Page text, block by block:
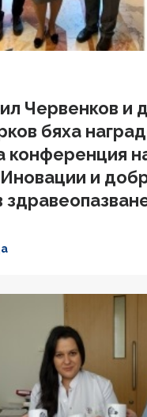
Червенков и
бяха
конференция
и